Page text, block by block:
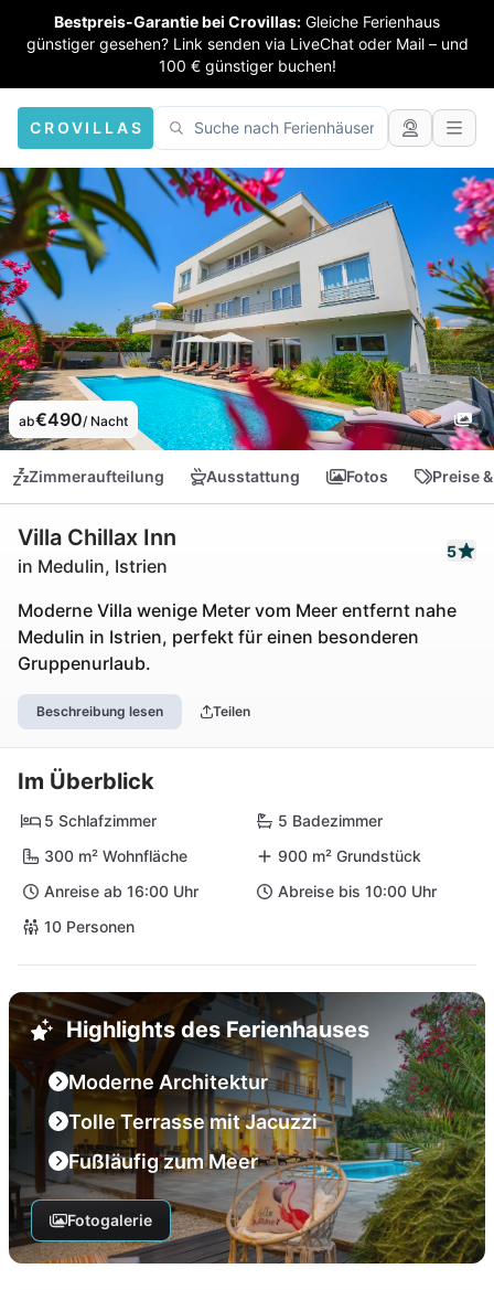
Bestpreis-Garantie bei Crovillas: Gleiche Ferienhaus
günstiger gesehen? Link senden via LiveChat oder Mail – und
100 € günstiger buchen!
CROVILLAS
ab€490/ Nacht
Zimmeraufteilung Ausstattung Fotos Preise
Villa Chillax Inn
in Medulin, Istrien
5
Moderne Villa wenige Meter vom Meer entfernt nahe
Medulin in Istrien, perfekt für einen besonderen
Gruppenurlaub.
Beschreibung lesen Teilen
Im Überblick
5 Schlafzimmer
5 Badezimmer
300 m² Wohnfläche
900 m² Grundstück
Anreise ab 16:00 Uhr
Abreise bis 10:00 Uhr
10 Personen
Highlights des Ferienhauses
Moderne Architektur
Tolle Terrasse mit Jacuzzi
Fußläufig zum Meer
Fotogalerie